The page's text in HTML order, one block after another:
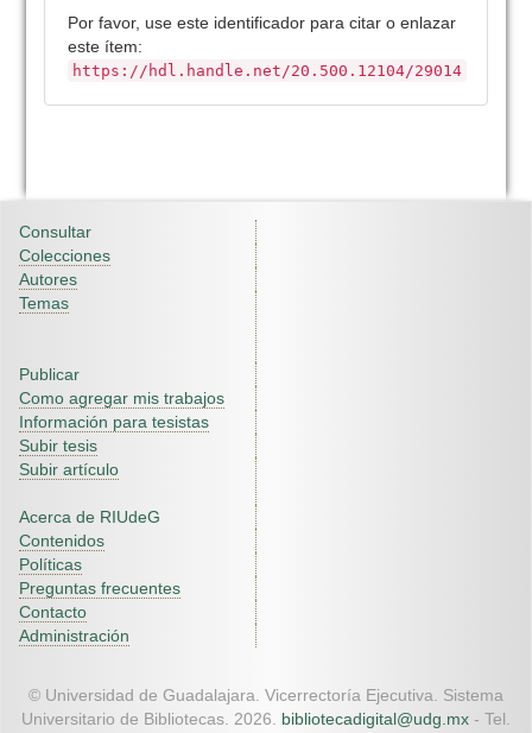
Por favor, use este identificador para citar o enlazar
este ítem:
https://hdl.handle.net/20.500.12104/29014
Consultar
Colecciones
Autores
Temas
Publicar
Como agregar mis trabajos
Información para tesistas
Subir tesis
Subir artículo
Acerca de RIUdeG
Contenidos
Políticas
Preguntas frecuentes
Contacto
Administración
© Universidad de Guadalajara. Vicerrectoría Ejecutiva. Sistema
Universitario de Bibliotecas. 2026. bibliotecadigital@udg.mx - Tel.